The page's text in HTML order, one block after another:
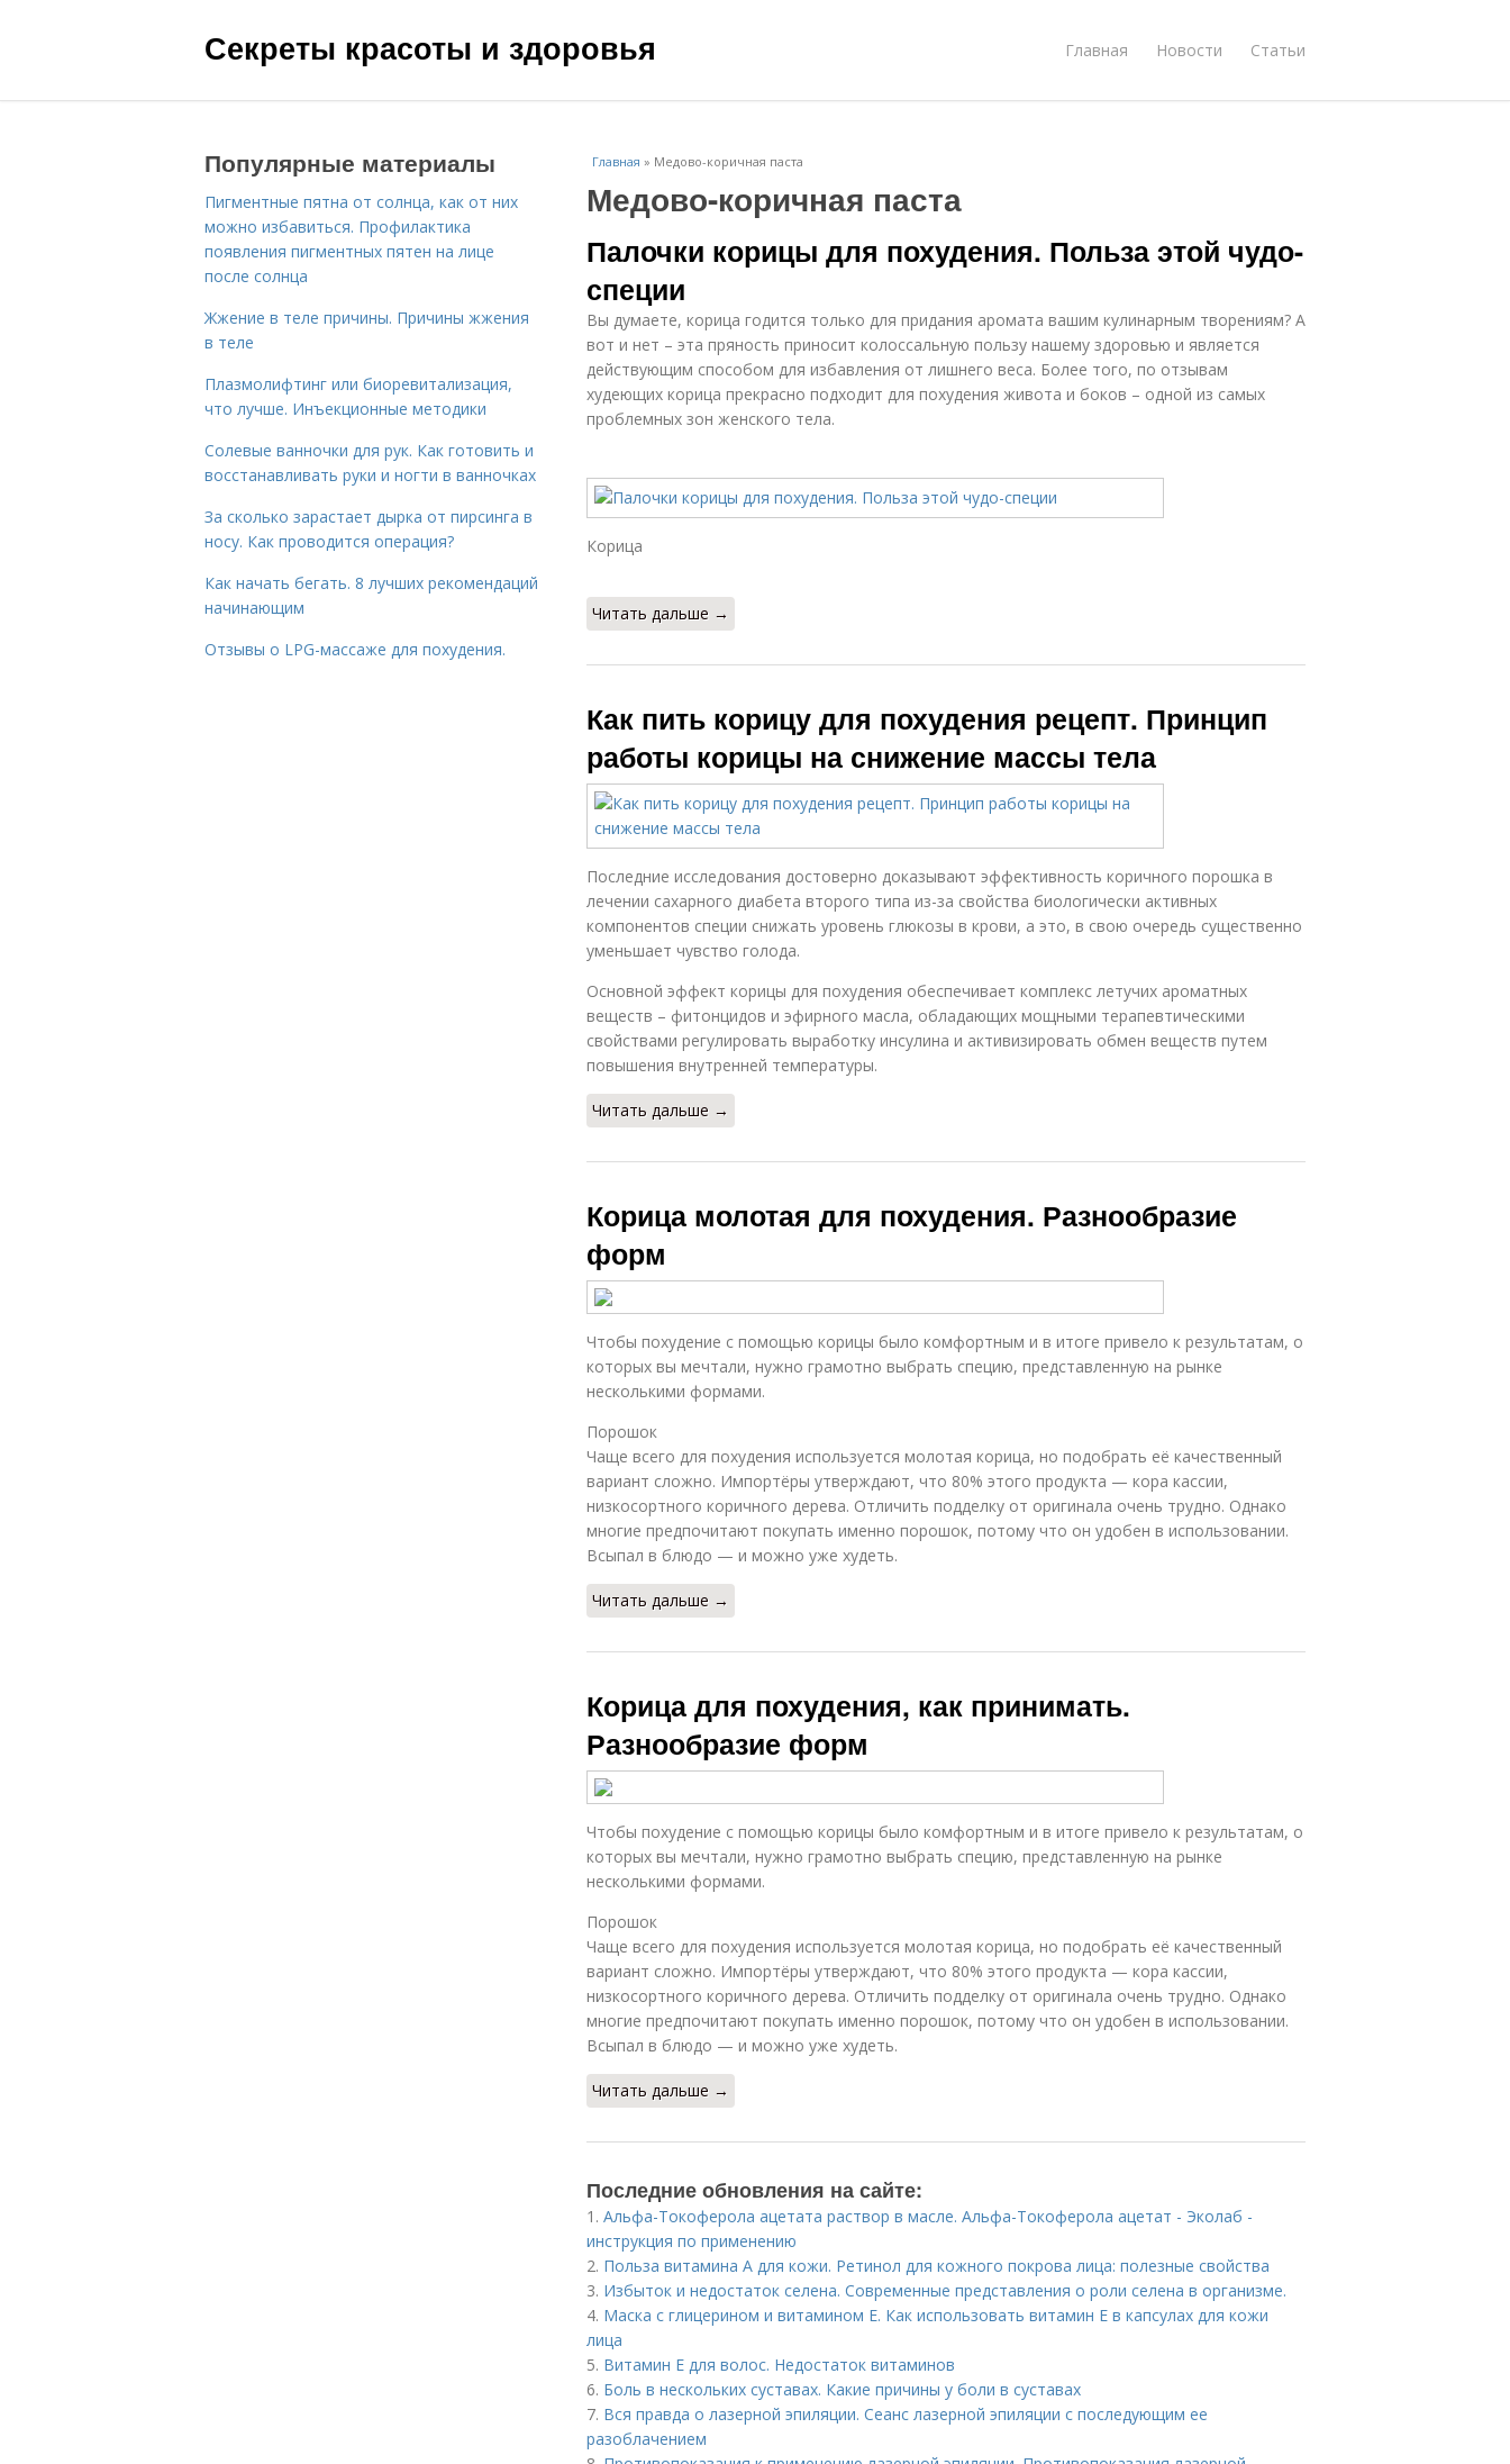
Секреты красоты и здоровья Главная Новости Статьи
Главная » Медово-коричная паста
Медово-коричная паста
Палочки корицы для похудения. Польза этой чудо-
специи
Вы думаете, корица годится только для придания аромата вашим кулинарным творениям? А
вот и нет – эта пряность приносит колоссальную пользу нашему здоровью и является
действующим способом для избавления от лишнего веса. Более того, по отзывам
худеющих корица прекрасно подходит для похудения живота и боков – одной из самых
проблемных зон женского тела.
Корица
Читать дальше →
Как пить корицу для похудения рецепт. Принцип
работы корицы на снижение массы тела
Последние исследования достоверно доказывают эффективность коричного порошка в
лечении сахарного диабета второго типа из-за свойства биологически активных
компонентов специи снижать уровень глюкозы в крови, а это, в свою очередь существенно
уменьшает чувство голода.
Основной эффект корицы для похудения обеспечивает комплекс летучих ароматных
веществ – фитонцидов и эфирного масла, обладающих мощными терапевтическими
свойствами регулировать выработку инсулина и активизировать обмен веществ путем
повышения внутренней температуры.
Читать дальше →
Корица молотая для похудения. Разнообразие
форм
Чтобы похудение с помощью корицы было комфортным и в итоге привело к результатам, о
которых вы мечтали, нужно грамотно выбрать специю, представленную на рынке
несколькими формами.
Порошок
Чаще всего для похудения используется молотая корица, но подобрать её качественный
вариант сложно. Импортёры утверждают, что 80% этого продукта — кора кассии,
низкосортного коричного дерева. Отличить подделку от оригинала очень трудно. Однако
многие предпочитают покупать именно порошок, потому что он удобен в использовании.
Всыпал в блюдо — и можно уже худеть.
Читать дальше →
Корица для похудения, как принимать.
Разнообразие форм
Чтобы похудение с помощью корицы было комфортным и в итоге привело к результатам, о
которых вы мечтали, нужно грамотно выбрать специю, представленную на рынке
несколькими формами.
Порошок
Чаще всего для похудения используется молотая корица, но подобрать её качественный
вариант сложно. Импортёры утверждают, что 80% этого продукта — кора кассии,
низкосортного коричного дерева. Отличить подделку от оригинала очень трудно. Однако
многие предпочитают покупать именно порошок, потому что он удобен в использовании.
Всыпал в блюдо — и можно уже худеть.
Читать дальше →
Последние обновления на сайте:
1. Альфа-Токоферола ацетата раствор в масле. Альфа-Токоферола ацетат - Эколаб -
инструкция по применению
2. Польза витамина А для кожи. Ретинол для кожного покрова лица: полезные свойства
3. Избыток и недостаток селена. Современные представления о роли селена в организме.
4. Маска с глицерином и витамином Е. Как использовать витамин E в капсулах для кожи
лица
5. Витамин Е для волос. Недостаток витаминов
6. Боль в нескольких суставах. Какие причины у боли в суставах
7. Вся правда о лазерной эпиляции. Сеанс лазерной эпиляции с последующим ее
разоблачением
Популярные материалы
Пигментные пятна от солнца, как от них
можно избавиться. Профилактика
появления пигментных пятен на лице
после солнца
Жжение в теле причины. Причины жжения
в теле
Плазмолифтинг или биоревитализация,
что лучше. Инъекционные методики
Солевые ванночки для рук. Как готовить и
восстанавливать руки и ногти в ванночках
За сколько зарастает дырка от пирсинга в
носу. Как проводится операция?
Как начать бегать. 8 лучших рекомендаций
начинающим
Отзывы о LPG-массаже для похудения.